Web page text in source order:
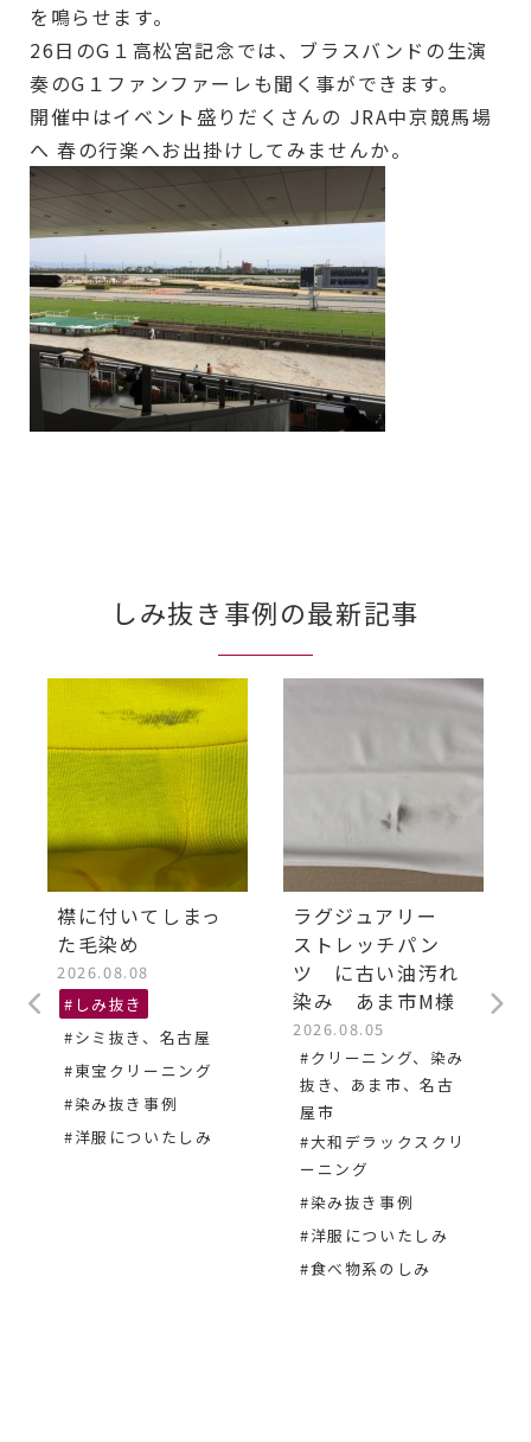
を鳴らせます。
26日のG１高松宮記念では、ブラスバンドの生演
奏のG１ファンファーレも聞く事ができます。
開催中はイベント盛りだくさんの JRA中京競馬場
へ 春の行楽へお出掛けしてみませんか。
しみ抜き事例の最新記事
襟に付いてしまっ
た毛染め
2026.08.08
#しみ抜き
#シミ抜き、名古屋
#東宝クリーニング
#染み抜き事例
#洋服についたしみ
ラグジュアリー
ストレッチパン
ツ に古い油汚れ
染み あま市M様
2026.08.05
#クリーニング、染み
抜き、あま市、名古
屋市
#大和デラックスクリ
ーニング
#染み抜き事例
#洋服についたしみ
#食べ物系のしみ